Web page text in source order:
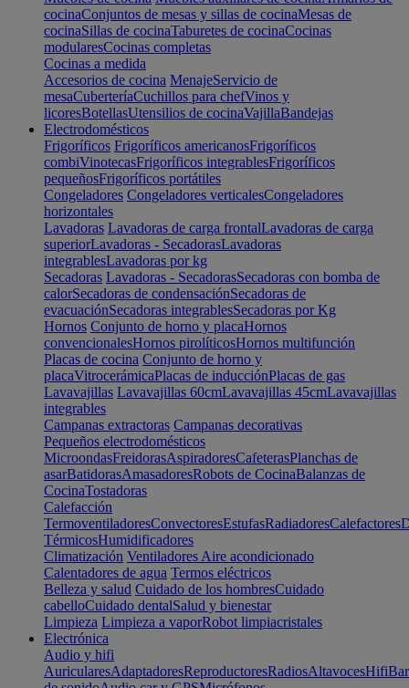
cocinaConjuntos de mesas y sillas de cocinaMesas de
cocinaSillas de cocinaTaburetes de cocinaCocinas
modularesCocinas completas
Cocinas a medida
Accesorios de cocina MenajeServicio de
mesaCuberteríaCuchillos para chefVinos y
licoresBotellasUtensilios de cocinaVajillaBandejas
Electrodomésticos
Frigoríficos Frigoríficos americanosFrigoríficos
combiVinotecasFrigoríficos integrablesFrigoríficos
pequeñosFrigoríficos portátiles
Congeladores Congeladores verticalesCongeladores
horizontales
Lavadoras Lavadoras de carga frontalLavadoras de carga
superiorLavadoras - SecadorasLavadoras
integrablesLavadoras por kg
Secadoras Lavadoras - SecadorasSecadoras con bomba de
calorSecadoras de condensaciónSecadoras de
evacuaciónSecadoras integrablesSecadoras por Kg
Hornos Conjunto de horno y placaHornos
convencionalesHornos pirolíticosHornos multifunción
Placas de cocina Conjunto de horno y
placaVitrocerámicaPlacas de inducciónPlacas de gas
Lavavajillas Lavavajillas 60cmLavavajillas 45cmLavavajillas
integrables
Campanas extractoras Campanas decorativas
Pequeños electrodomésticos
MicroondasFreidorasAspiradoresCafeterasPlanchas de
asarBatidorasAmasadoresRobots de CocinaBalanzas de
CocinaTostadoras
Calefacción
TermoventiladoresConvectoresEstufasRadiadoresCalefactores
TérmicosHumidificadores
Climatización Ventiladores Aire acondicionado
Calentadores de agua Termos eléctricos
Belleza y salud Cuidado de los hombresCuidado
cabelloCuidado dentalSalud y bienestar
Limpieza Limpieza a vaporRobot limpiacristales
Electrónica
Audio y hifi
AuricularesAdaptadoresReproductoresRadiosAltavocesHifi